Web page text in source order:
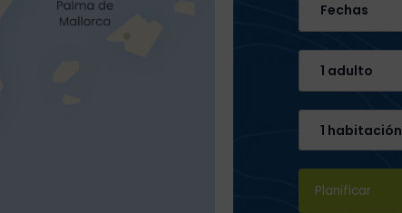
Fechas
1 adulto
1 habitación
Planificar